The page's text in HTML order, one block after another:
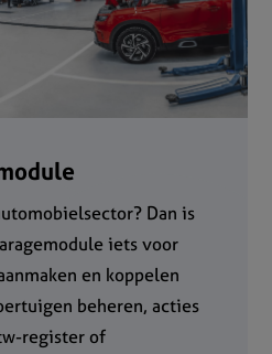
Dan is
iets voor
en koppelen
beheren, acties
register of